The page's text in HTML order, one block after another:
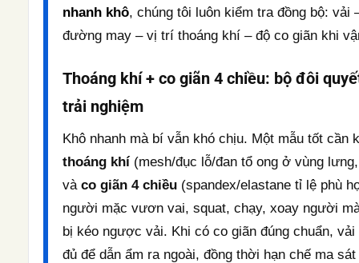
nhanh khô, chúng tôi luôn kiểm tra đồng bộ: vải
đường may – vị trí thoáng khí – độ co giãn khi
Thoáng khí + co giãn 4 chiều: bộ đôi
trải nghiệm
Khô nhanh mà bí vẫn khó chịu. Một mẫu tốt cần
thoáng khí (mesh/đục lỗ/đan tổ ong ở vùng
và co giãn 4 chiều (spandex/elastane tỉ lệ phù
người mặc vươn vai, squat, chạy, xoay người
bị kéo ngược vải. Khi có co giãn đúng chuẩn,
đủ để dẫn ẩm ra ngoài, đồng thời hạn chế ma